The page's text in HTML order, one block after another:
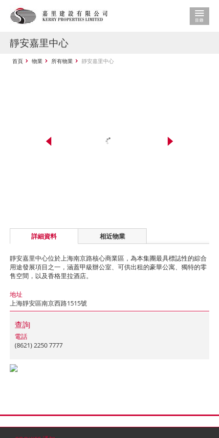
靜安嘉里中心
首頁 物業 所有物業 靜安嘉里中心
詳細資料 相近物業
靜安嘉里中心位於上海南京路核心商業區，為本集團最具標誌性的綜合
用途發展項目之一，涵蓋甲級辦公室、可供出租的豪華公寓、獨特的零
售空間，以及香格里拉酒店。
地址
上海靜安區南京西路1515號
查詢
電話
(8621) 2250 7777